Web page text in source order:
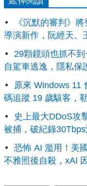
《沉默的審判》
導演新作，阮經天、
29顆鏡頭也抓不
自駕車逃逸，隱私保
原來 Windows 11
碼追蹤 19 歲駭客，
史上最大DDoS攻
被捕，破紀錄30Tbps
恐怖 AI 濫用！美
不雅照後自殺，xAI